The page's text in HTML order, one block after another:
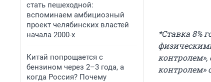
стать пешеходной:
вспоминаем амбициозный
проект челябинских властей
начала 2000-х
Китай попрощается с
бензином через 2–3 года, а
когда Россия? Почему
*Ставка 8%
контролем»,
контролем»